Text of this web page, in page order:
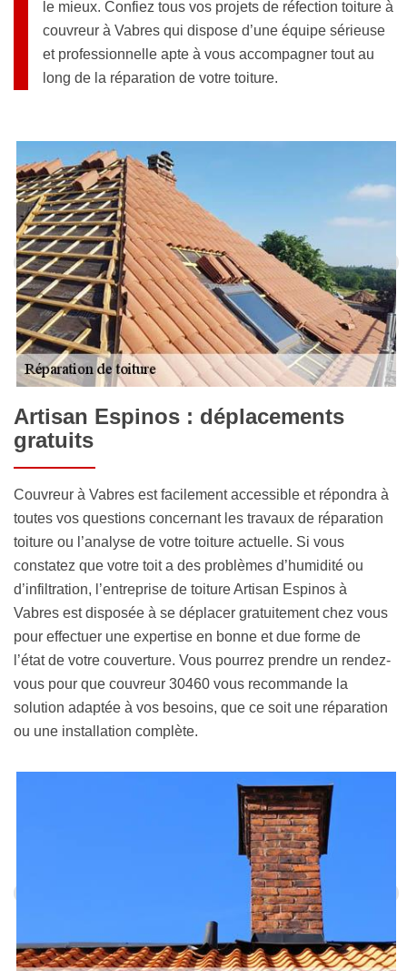
le mieux. Confiez tous vos projets de réfection toiture à
couvreur à Vabres qui dispose d’une équipe sérieuse
et professionnelle apte à vous accompagner tout au
long de la réparation de votre toiture.
Artisan Espinos : déplacements
gratuits
Couvreur à Vabres est facilement accessible et répondra à
toutes vos questions concernant les travaux de réparation
toiture ou l’analyse de votre toiture actuelle. Si vous
constatez que votre toit a des problèmes d’humidité ou
d’infiltration, l’entreprise de toiture Artisan Espinos à
Vabres est disposée à se déplacer gratuitement chez vous
pour effectuer une expertise en bonne et due forme de
l’état de votre couverture. Vous pourrez prendre un rendez-
vous pour que couvreur 30460 vous recommande la
solution adaptée à vos besoins, que ce soit une réparation
ou une installation complète.